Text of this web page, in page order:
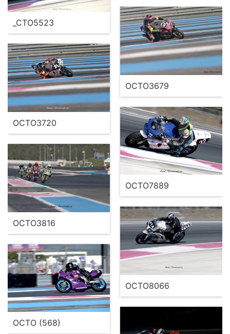
_CTO5523
OCTO3679
OCTO3720
OCTO7889
OCTO3816
OCTO8066
OCTO (568)